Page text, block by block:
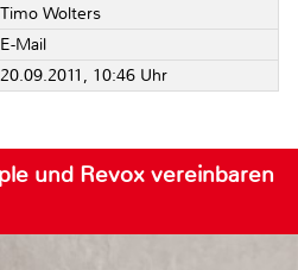
Timo Wolters
E-Mail
20.09.2011, 10:46 Uhr
und Revox vereinbaren